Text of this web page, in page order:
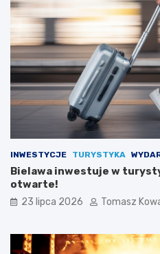
INWESTYCJE TURYSTYKA
Bielawa inwestuje w
otwarte!
23 lipca 2026 Tomasz